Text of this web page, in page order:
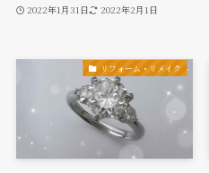
2022年1月31日 2022年2月1日
リフォーム・リメイク